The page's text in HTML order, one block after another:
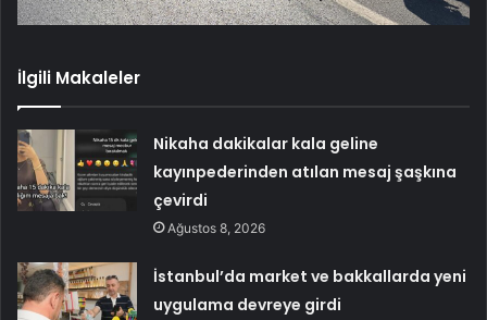
İlgili Makaleler
Nikaha dakikalar kala geline
kayınpederinden atılan mesaj şaşkına
çevirdi
Ağustos 8, 2026
İstanbul’da market ve bakkallarda yeni
uygulama devreye girdi